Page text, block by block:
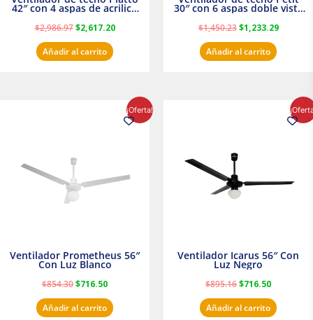
42″ con 4 aspas de acrilico
transparente
$2,986.97 $2,617.20
Añadir al carrito
30″ con 6 aspas doble vista
Satinado Masterfan
$1,450.23 $1,233.29
Añadir al carrito
¡Oferta!
Ventilador Prometheus 56″
Con Luz Blanco
$854.30$716.50
precio
actual
Añadir al carrito
Ventilador Icarus 56″ Con
Luz Negro
$895.16$716.50
precio
actual
Añadir al carrito